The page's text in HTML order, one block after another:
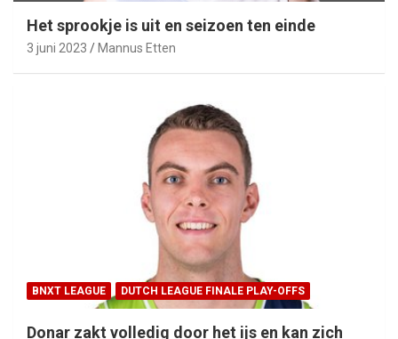
Het sprookje is uit en seizoen ten einde
3 juni 2023 Mannus Etten
BNXT LEAGUE DUTCH LEAGUE FINALE PLAY-OFFS
Donar zakt volledig door het ijs en kan zich